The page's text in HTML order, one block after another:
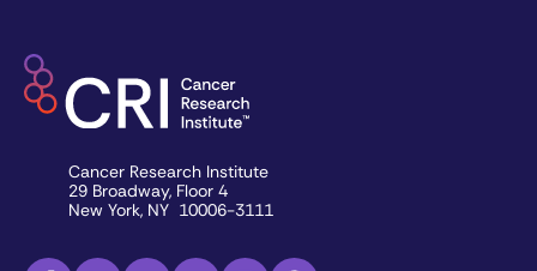
Cancer Research Institute
29 Broadway, Floor 4
New York, NY 10006-3111